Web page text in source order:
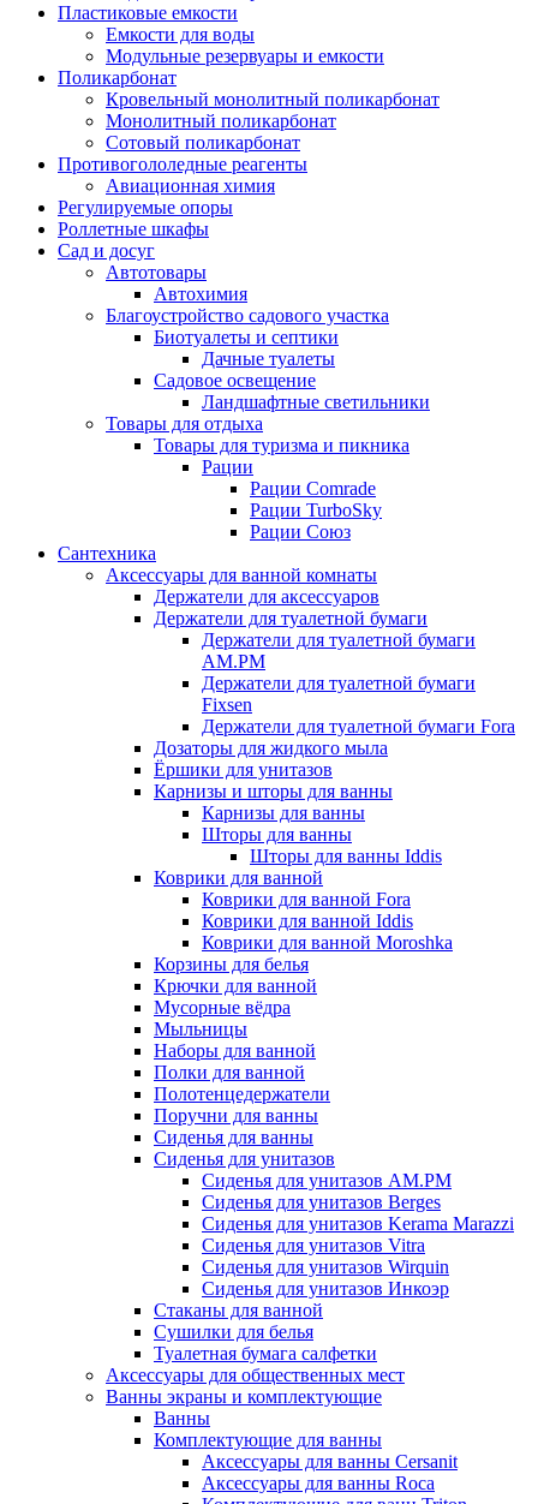
Пластиковые емкости
Емкости для воды
Модульные резервуары и емкости
Поликарбонат
Кровельный монолитный поликарбонат
Монолитный поликарбонат
Сотовый поликарбонат
Противогололедные реагенты
Авиационная химия
Регулируемые опоры
Роллетные шкафы
Сад и досуг
Автотовары
Автохимия
Благоустройство садового участка
Биотуалеты и септики
Дачные туалеты
Садовое освещение
Ландшафтные светильники
Товары для отдыха
Товары для туризма и пикника
Рации
Рации Comrade
Рации TurboSky
Рации Союз
Сантехника
Аксессуары для ванной комнаты
Держатели для аксессуаров
Держатели для туалетной бумаги
Держатели для туалетной бумаги
AM.PM
Держатели для туалетной бумаги
Fixsen
Держатели для туалетной бумаги Fora
Дозаторы для жидкого мыла
Ёршики для унитазов
Карнизы и шторы для ванны
Карнизы для ванны
Шторы для ванны
Шторы для ванны Iddis
Коврики для ванной
Коврики для ванной Fora
Коврики для ванной Iddis
Коврики для ванной Moroshka
Корзины для белья
Крючки для ванной
Мусорные вёдра
Мыльницы
Наборы для ванной
Полки для ванной
Полотенцедержатели
Поручни для ванны
Сиденья для ванны
Сиденья для унитазов
Сиденья для унитазов AM.PM
Сиденья для унитазов Berges
Сиденья для унитазов Kerama Marazzi
Сиденья для унитазов Vitra
Сиденья для унитазов Wirquin
Сиденья для унитазов Инкоэр
Стаканы для ванной
Сушилки для белья
Туалетная бумага салфетки
Аксессуары для общественных мест
Ванны экраны и комплектующие
Ванны
Комплектующие для ванны
Аксессуары для ванны Cersanit
Аксессуары для ванны Roca